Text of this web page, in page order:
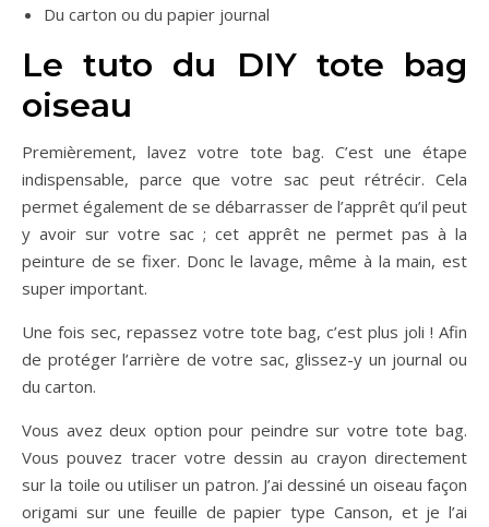
Du carton ou du papier journal
Le tuto du DIY tote bag
oiseau
Premièrement, lavez votre tote bag. C’est une étape
indispensable, parce que votre sac peut rétrécir. Cela
permet également de se débarrasser de l’apprêt qu’il peut
y avoir sur votre sac ; cet apprêt ne permet pas à la
peinture de se fixer. Donc le lavage, même à la main, est
super important.
Une fois sec, repassez votre tote bag, c’est plus joli ! Afin
de protéger l’arrière de votre sac, glissez-y un journal ou
du carton.
Vous avez deux option pour peindre sur votre tote bag.
Vous pouvez tracer votre dessin au crayon directement
sur la toile ou utiliser un patron. J’ai dessiné un oiseau façon
origami sur une feuille de papier type Canson, et je l’ai